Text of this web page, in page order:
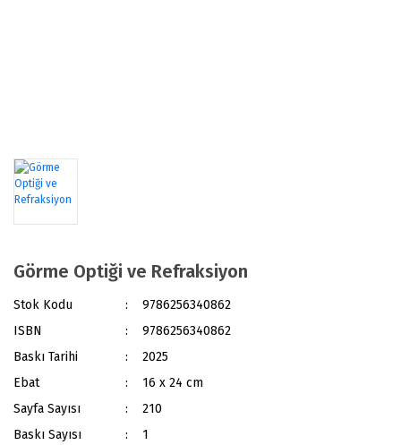
Görme Optiği ve Refraksiyon
Stok Kodu
9786256340862
ISBN
9786256340862
Baskı Tarihi
2025
Ebat
16 x 24 cm
Sayfa Sayısı
210
Baskı Sayısı
1